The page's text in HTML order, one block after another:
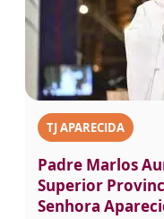
TJ APARECIDA
Padre Marlos
Superior
Senhora